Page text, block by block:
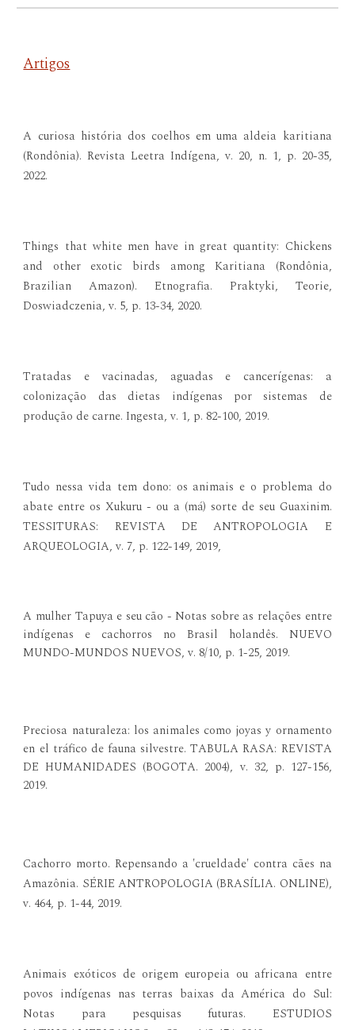
Artigos
A curiosa história dos coelhos em uma aldeia karitiana
(Rondônia). Revista Leetra Indígena, v. 20, n. 1, p. 20-35,
2022.
Things that white men have in great quantity: Chickens
and other exotic birds among Karitiana (Rondônia,
Brazilian Amazon). Etnografia. Praktyki, Teorie,
Doswiadczenia, v. 5, p. 13-34, 2020.
Tratadas e vacinadas, aguadas e cancerígenas: a
colonização das dietas indígenas por sistemas de
produção de carne. Ingesta, v. 1, p. 82-100, 2019.
Tudo nessa vida tem dono: os animais e o problema do
abate entre os Xukuru - ou a (má) sorte de seu Guaxinim.
TESSITURAS: REVISTA DE ANTROPOLOGIA E
ARQUEOLOGIA, v. 7, p. 122-149, 2019,
A mulher Tapuya e seu cão - Notas sobre as relações entre
indígenas e cachorros no Brasil holandês. NUEVO
MUNDO-MUNDOS NUEVOS, v. 8/10, p. 1-25, 2019.
Preciosa naturaleza: los animales como joyas y ornamento
en el tráfico de fauna silvestre. TABULA RASA: REVISTA
DE HUMANIDADES (BOGOTA. 2004), v. 32, p. 127-156,
2019.
Cachorro morto. Repensando a 'crueldade' contra cães na
Amazônia. SÉRIE ANTROPOLOGIA (BRASÍLIA. ONLINE),
v. 464, p. 1-44, 2019.
Animais exóticos de origem europeia ou africana entre
povos indígenas nas terras baixas da América do Sul:
Notas para pesquisas futuras. ESTUDIOS